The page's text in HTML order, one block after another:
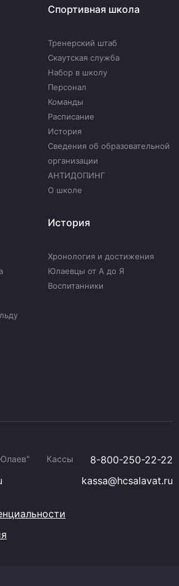
Спортивная школа
Тренерский штаб
Скаутская служба
Набор в школу
Персонал
Команды
Расписание
История
Сведения об образовательной
организации
АНТИДОПИНГ
О школе
История
Хронология и достижения
Юлаевцы от А до Я
Воспитанники
Кассы
8-800-250-22-22
kassa@hcsalavat.ru